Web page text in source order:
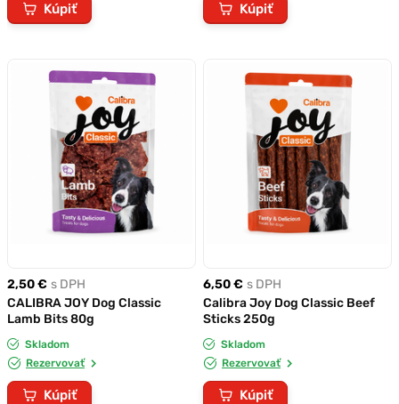
Kúpiť Kúpiť
2,50 € s DPH
CALIBRA JOY Dog Classic
Lamb Bits 80g
Skladom
Rezervovať
Kúpiť
6,50 € s DPH
Calibra Joy Dog Classic Beef
Sticks 250g
Skladom
Rezervovať
Kúpiť